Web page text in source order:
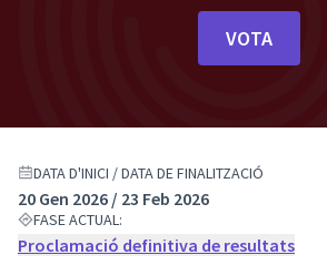
VOTA
DATA D'INICI / DATA DE FINALITZACIÓ
20 Gen 2026 / 23 Feb 2026
FASE ACTUAL:
Proclamació definitiva de resultats